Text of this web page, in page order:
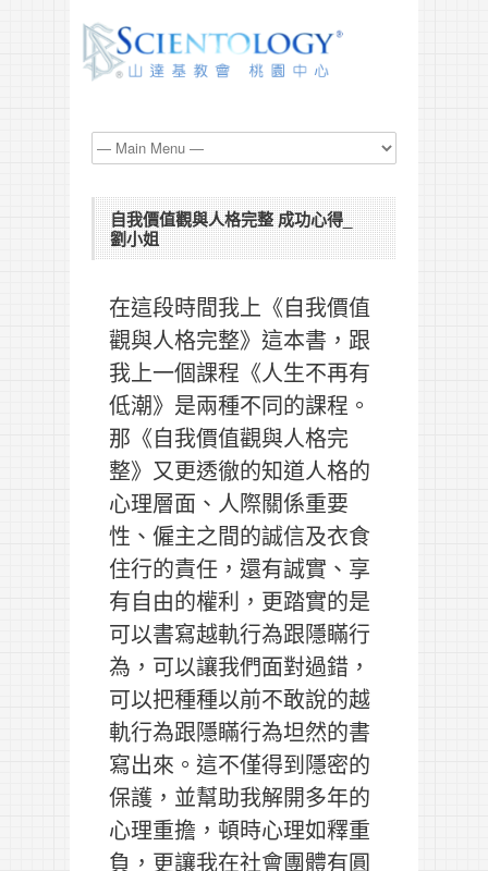
自我價值觀與人格完整 成功心得_
劉小姐
在這段時間我上《自我價值
觀與人格完整》這本書，跟
我上一個課程《人生不再有
低潮》是兩種不同的課程。
那《自我價值觀與人格完
整》又更透徹的知道人格的
心理層面、人際關係重要
性、僱主之間的誠信及衣食
住行的責任，還有誠實、享
有自由的權利，更踏實的是
可以書寫越軌行為跟隱瞞行
為，可以讓我們面對過錯，
可以把種種以前不敢說的越
軌行為跟隱瞞行為坦然的書
寫出來。這不僅得到隱密的
保護，並幫助我解開多年的
心理重擔，頓時心理如釋重
負，更讓我在社會團體有圓